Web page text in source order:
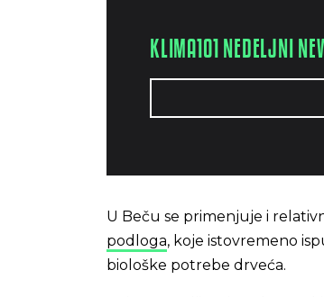
KLIMA101 NEDELJNI
U Beču se primenjuje i
podloga, koje istovremeno
biološke potrebe drveća.